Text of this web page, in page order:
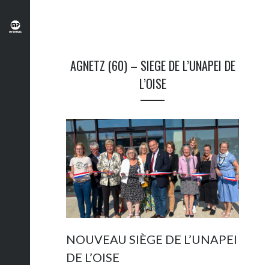
AGNETZ (60) – SIEGE DE L’UNAPEI DE
L’OISE
NOUVEAU SIÈGE DE L’UNAPEI
DE L’OISE